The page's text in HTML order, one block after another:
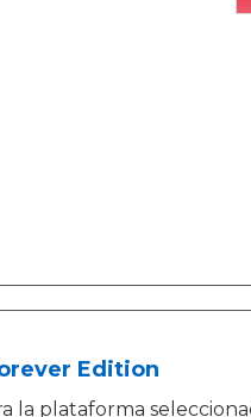
Edition
la plataforma